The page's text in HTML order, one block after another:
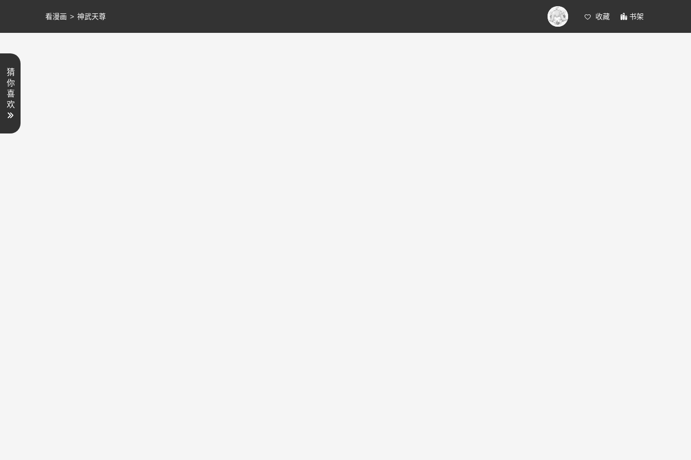
收藏 书架
看漫画 > 神武天尊
猜
你
喜
欢